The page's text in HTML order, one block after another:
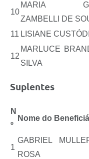
10
MARIA
ZAMBELLI DE
11 LISIANE
12
MARLUCE
SILVA
Suplentes
N
º
Nome do
1
GABRIEL
ROSA